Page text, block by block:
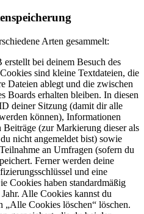
Arten gesammelt:
bei deinem Besuch des
sind kleine Textdateien, die
Dateien ablegt und die zwischen
Boards erhalten bleiben. In diesen
deiner Sitzung (damit dir alle
können), Informationen
Beiträge (zur Markierung dieser als
nicht angemeldet bist) sowie
an Umfragen (sofern du
Ferner werden deine
und eine
Cookies haben standardmäßig
Alle Cookies kannst du
„Alle Cookies löschen“ löschen.